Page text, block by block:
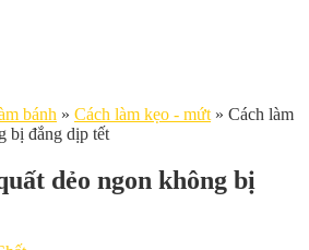
bánh » Cách làm kẹo - mứt » Cách làm
bị đắng dịp tết
dẻo ngon không bị